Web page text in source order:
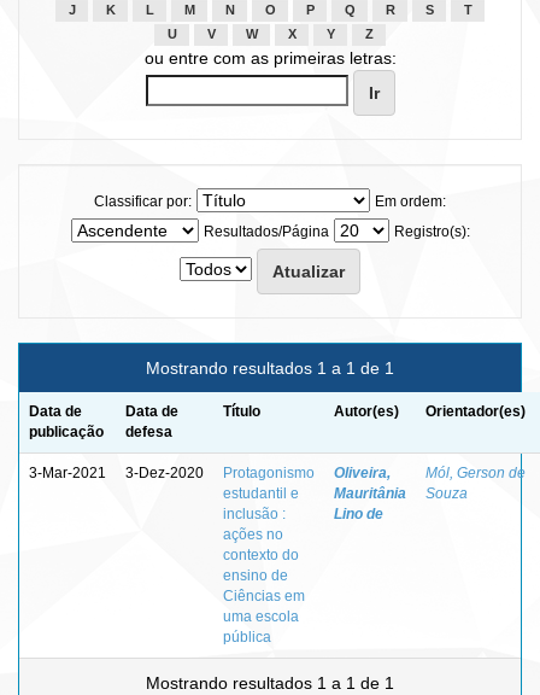
J
K L M N O P Q R S
T
U
V W X Y Z
ou entre com as primeiras letras:
Classificar por:
Em ordem:
Resultados/Página
Registro(s):
Mostrando resultados 1 a 1 de 1
Data de
publicação
Data de
defesa
Título Autor(es) Orientador(es)
3-Mar-2021 3-Dez-2020
Protagonismo
estudantil e
inclusão :
ações no
contexto do
ensino de
Ciências em
uma escola
pública
Oliveira,
Mauritânia
Lino de
Mól, Gerson de
Souza
Mostrando resultados 1 a 1 de 1